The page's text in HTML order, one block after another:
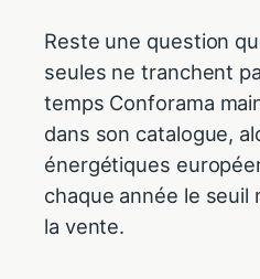
Reste une question
seules ne tranchent
temps Conforama
dans son catalogue,
énergétiques
chaque année le seuil
la vente.